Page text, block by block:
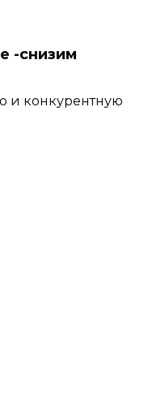
-снизим
и конкурентную